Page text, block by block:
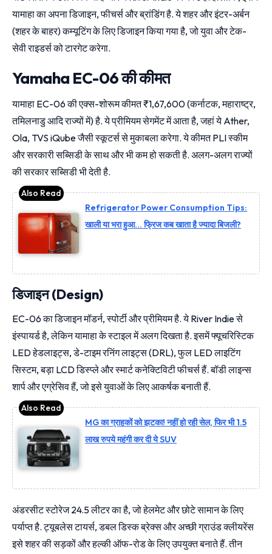
यामाहा का अपना डिजाइन, फीचर्स और ब्रांडिंग है. ये शहर और इंटर-अर्बन
(शहर के बाहर) कम्यूटिंग के लिए डिजाइन किया गया है, जो युवा और टेक-
सेवी राइडर्स को टारगेट करेगा.
Yamaha EC-06 की कीमत
यामाहा EC-06 की एक्स-शोरूम कीमत ₹1,67,600 (कर्नाटक, महाराष्ट्र,
तमिलनाडु आदि राज्यों में) है. ये प्रीमियम सेगमेंट में आता है, जहां ये Ather,
Ola, TVS iQube जैसी स्कूटर्स से मुकाबला करेगा. ये कीमत PLI स्कीम
और सरकारी सब्सिडी के साथ और भी कम हो सकती है. अलग-अलग राज्यों
की सरकार सब्सिडी भी देती है.
Refrigerator Power Consumption Tips:
खाली या भरा हुआ… फ्रिज कब खाता है ज्यादा बिजली?
डिजाइन (Design)
EC-06 का डिजाइन मॉडर्न, स्पोर्टी और प्रीमियम है. ये River Indie से
इंस्पायर्ड है, लेकिन यामाहा के स्टाइल में अलग दिखता है. इसमें फ्यूचरिस्टिक
LED हेडलाइट्स, डे-टाइम रनिंग लाइट्स (DRL), फुल LED लाइटिंग
सिस्टम, बड़ा LCD डिस्प्ले और स्मार्ट कनेक्टिविटी फीचर्स हैं. बॉडी लाइन्स
शार्प और एग्रेसिव हैं, जो इसे युवाओं के लिए आकर्षक बनाती हैं.
MG का ग्राहकों को झटका! नहीं हो रही सेल, फिर भी 1.5
लाख रुपये महंगी कर दी ये SUV
अंडरसीट स्टोरेज 24.5 लीटर का है, जो हेलमेट और छोटे सामान के लिए
पर्याप्त है. ट्यूबलेस टायर्स, डबल डिस्क ब्रेक्स और अच्छी ग्राउंड क्लीयरेंस
इसे शहर की सड़कों और हल्की ऑफ-रोड के लिए उपयुक्त बनाते हैं. तीन